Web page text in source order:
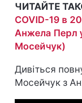
ЧИТАЙТЕ
COVID-19 в
Анжела Перл
Мосейчук)
Дивіться
Мосейчук з